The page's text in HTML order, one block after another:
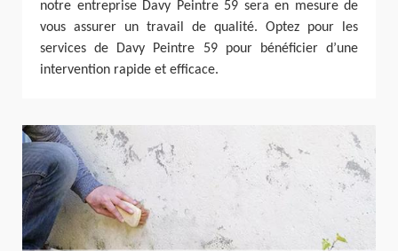
notre entreprise Davy Peintre 59 sera en mesure de
vous assurer un travail de qualité. Optez pour les
services de Davy Peintre 59 pour bénéficier d’une
intervention rapide et efficace.